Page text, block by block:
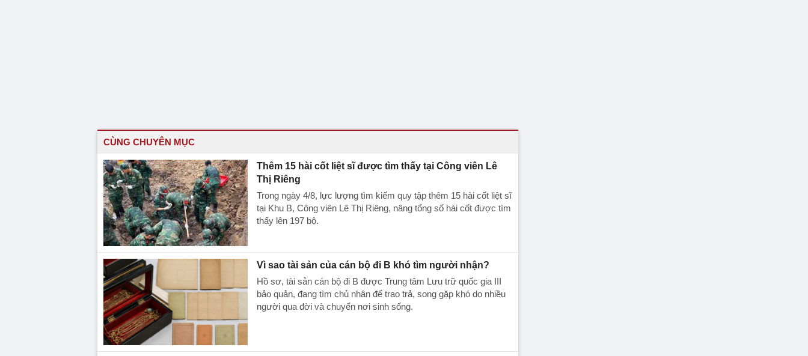
CÙNG CHUYÊN MỤC
Thêm 15 hài cốt liệt sĩ được tìm thấy tại Công viên Lê
Thị Riêng
Trong ngày 4/8, lực lượng tìm kiếm quy tập thêm 15 hài cốt liệt sĩ
tại Khu B, Công viên Lê Thị Riêng, nâng tổng số hài cốt được tìm
thấy lên 197 bộ.
Vì sao tài sản của cán bộ đi B khó tìm người nhận?
Hồ sơ, tài sản cán bộ đi B được Trung tâm Lưu trữ quốc gia III
bảo quản, đang tìm chủ nhân để trao trả, song gặp khó do nhiều
người qua đời và chuyển nơi sinh sống.